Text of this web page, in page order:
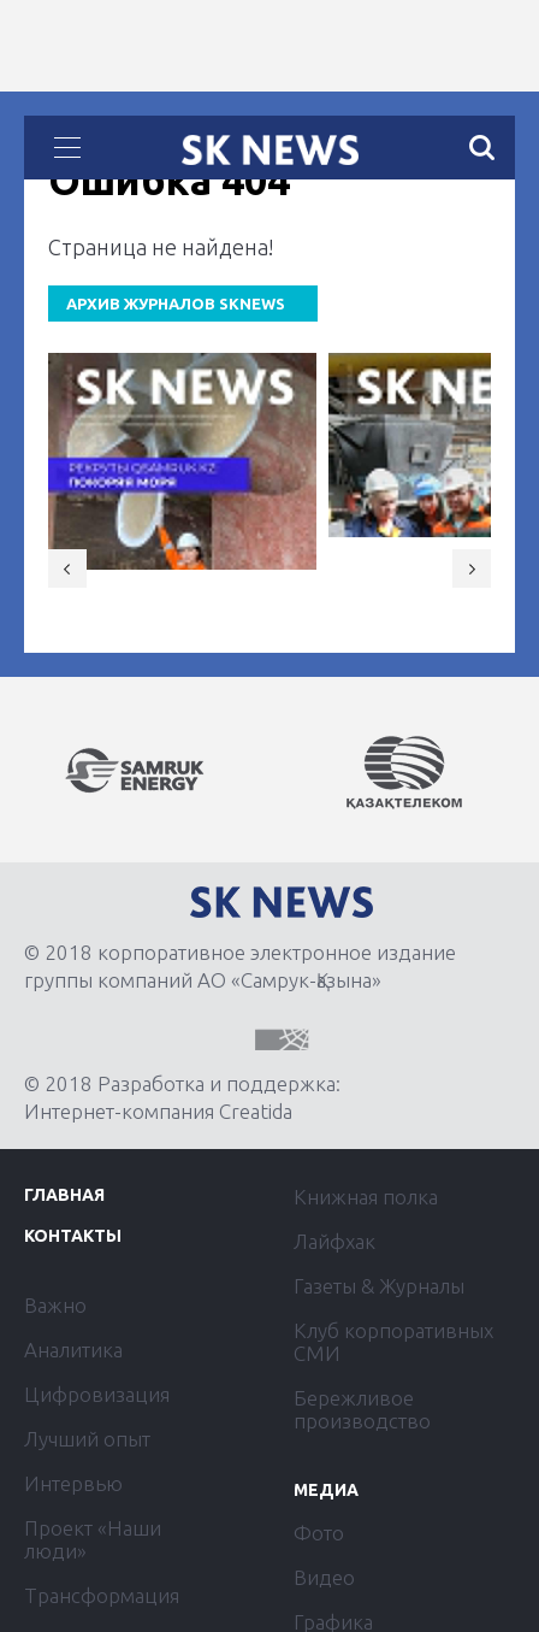
© 2018 корпоративное электронное издание
группы компаний АО «Самрук-Қазына»
© 2018 Разработка и поддержка:
Интернет-компания Creatida
ГЛАВНАЯ
КОНТАКТЫ
Важно
Аналитика
Цифровизация
Лучший опыт
Интервью
Проект «Наши
люди»
Трансформация
Книжная полка
Лайфхак
Газеты & Журналы
Клуб корпоративных
СМИ
Бережливое
производство
МЕДИА
Фото
Видео
Графика